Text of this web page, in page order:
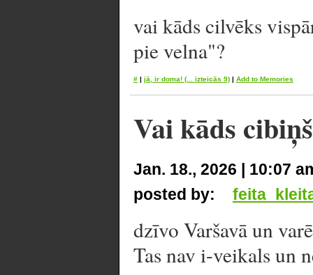
vai kāds cilvēks
pie velna"?
# | jā, ir doma! (... izteicās 9) | Add to Memories
Vai kāds
Jan. 18., 2026 | 10:07
posted by:
dzīvo Varšavā un
Tas nav i-veikals un